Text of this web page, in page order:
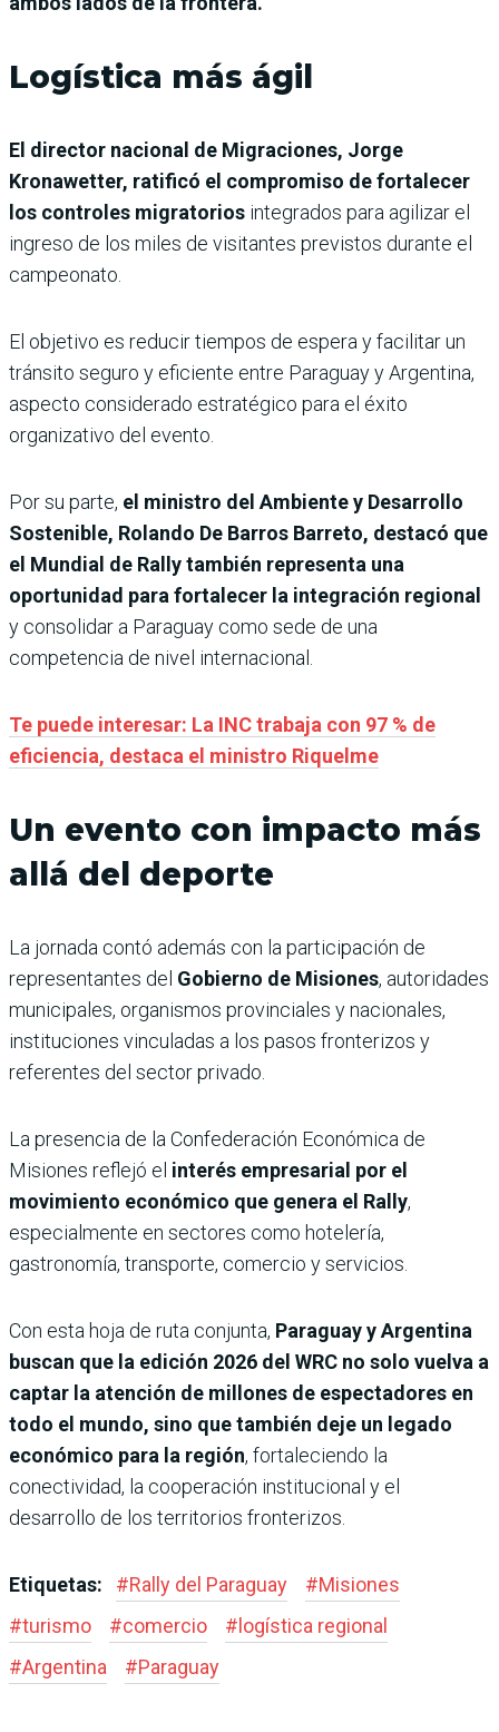
Logística más ágil
El director nacional de Migraciones, Jorge
Kronawetter, ratificó el compromiso de fortalecer
los controles migratorios integrados para agilizar el
ingreso de los miles de visitantes previstos durante el
campeonato.
El objetivo es reducir tiempos de espera y facilitar un
tránsito seguro y eficiente entre Paraguay y Argentina,
aspecto considerado estratégico para el éxito
organizativo del evento.
Por su parte, el ministro del Ambiente y Desarrollo
Sostenible, Rolando De Barros Barreto, destacó que
el Mundial de Rally también representa una
oportunidad para fortalecer la integración regional
y consolidar a Paraguay como sede de una
competencia de nivel internacional.
Te puede interesar: La INC trabaja con 97 % de
eficiencia, destaca el ministro Riquelme
Un evento con impacto más
allá del deporte
La jornada contó además con la participación de
representantes del Gobierno de Misiones, autoridades
municipales, organismos provinciales y nacionales,
instituciones vinculadas a los pasos fronterizos y
referentes del sector privado.
La presencia de la Confederación Económica de
Misiones reflejó el interés empresarial por el
movimiento económico que genera el Rally,
especialmente en sectores como hotelería,
gastronomía, transporte, comercio y servicios.
Con esta hoja de ruta conjunta, Paraguay y Argentina
buscan que la edición 2026 del WRC no solo vuelva a
captar la atención de millones de espectadores en
todo el mundo, sino que también deje un legado
económico para la región, fortaleciendo la
conectividad, la cooperación institucional y el
desarrollo de los territorios fronterizos.
Etiquetas: #Rally del Paraguay #Misiones
#turismo #comercio # logística regional
#Argentina #Paraguay